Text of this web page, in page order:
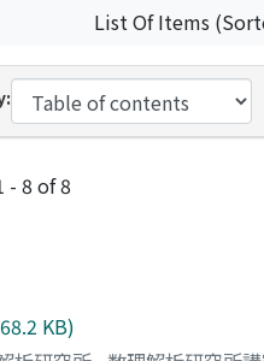
List Of Items
- 8 of 8
KB)